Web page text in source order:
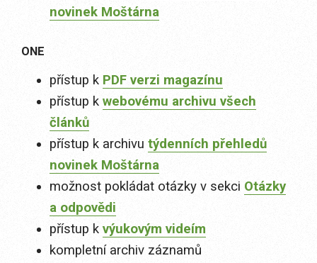
novinek Moštárna
ONE
přístup k PDF verzi magazínu
přístup k webovému archivu všech
článků
přístup k archivu týdenních přehledů
novinek Moštárna
možnost pokládat otázky v sekci Otázky
a odpovědi
přístup k výukovým videím
kompletní archiv záznamů